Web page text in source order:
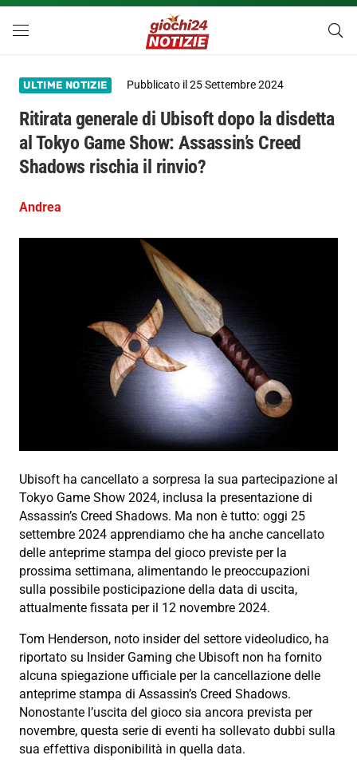
ULTIME NOTIZIE Pubblicato il25 Settembre 2024
Ritirata generale di Ubisoft dopo la disdetta
al Tokyo Game Show: Assassin’s Creed
Shadows rischia il rinvio?
Andrea
Ubisoft ha cancellato a sorpresa la sua partecipazione al
Tokyo Game Show 2024, inclusa la presentazione di
Assassin’s Creed Shadows. Ma non è tutto: oggi 25
settembre 2024 apprendiamo che ha anche cancellato
delle anteprime stampa del gioco previste per la
prossima settimana, alimentando le preoccupazioni
sulla possibile posticipazione della data di uscita,
attualmente fissata per il 12 novembre 2024.
Tom Henderson, noto insider del settore videoludico, ha
riportato su Insider Gaming che Ubisoft non ha fornito
alcuna spiegazione ufficiale per la cancellazione delle
anteprime stampa di Assassin’s Creed Shadows.
Nonostante l’uscita del gioco sia ancora prevista per
novembre, questa serie di eventi ha sollevato dubbi sulla
sua effettiva disponibilità in quella data.